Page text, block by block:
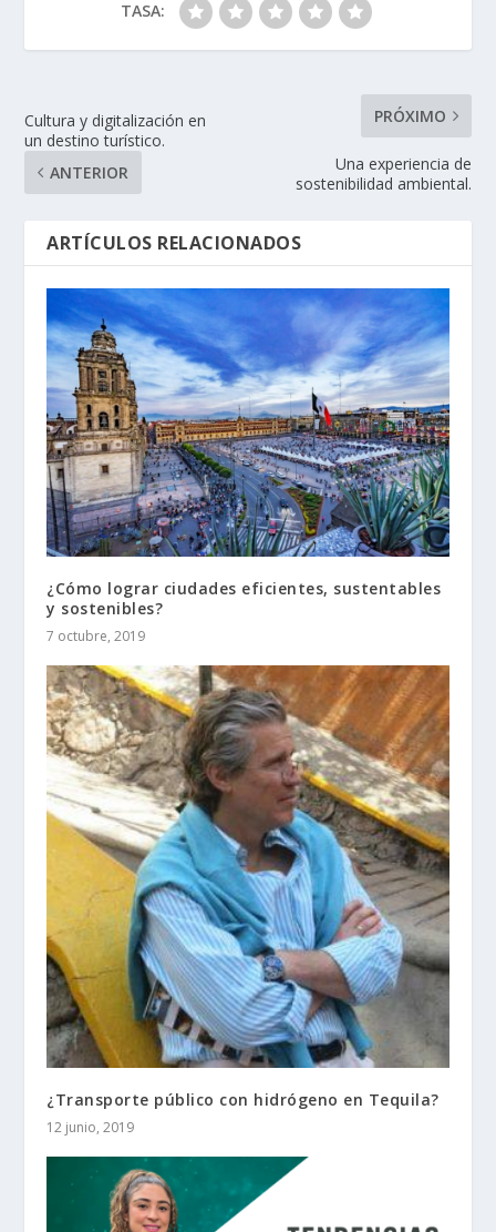
TASA:
Cultura y digitalización en
un destino turístico.
ANTERIOR
PRÓXIMO
Una experiencia de
sostenibilidad ambiental.
ARTÍCULOS RELACIONADOS
¿Cómo lograr ciudades eficientes, sustentables
y sostenibles?
7 octubre, 2019
¿Transporte público con hidrógeno en Tequila?
12 junio, 2019